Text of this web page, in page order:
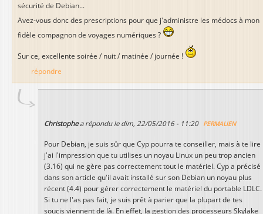
sécurité de Debian...
Avez-vous donc des prescriptions pour que j'administre les médocs à mon
fidèle compagnon de voyages numériques ?
Sur ce, excellente soirée / nuit / matinée / journée !
répondre
Christophea répondu le dim, 22/05/2016 - 11:20 PERMALIEN
Pour Debian, je suis sûr que Cyp pourra te conseiller, mais à te lire
j'ai l'impression que tu utilises un noyau Linux un peu trop ancien
(3.16) qui ne gère pas correctement tout le matériel. Cyp a précisé
dans son article qu'il avait installé sur son Debian un noyau plus
récent (4.4) pour gérer correctement le matériel du portable LDLC.
Si tu ne l'as pas fait, je suis prêt à parier que la plupart de tes
soucis viennent de là. En effet, la gestion des processeurs Skylake